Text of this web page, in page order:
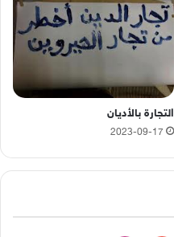
التجارة بالأديان
2023-09-17